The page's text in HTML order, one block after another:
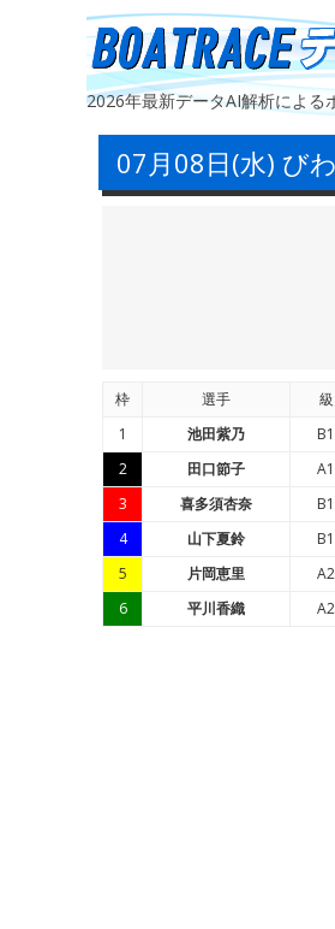
2026年最新データAI解析による
07月08日(水) び
枠 選手 級
1
池田紫乃 B1
2
田口節子 A1
3
喜多須杏奈 B1
4
山下夏鈴 B1
5
片岡恵里 A2
6
平川香織 A2